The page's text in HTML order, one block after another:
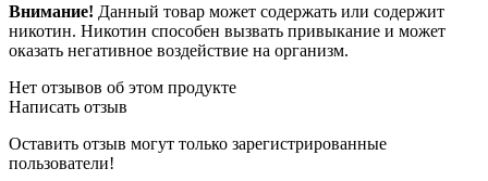
Внимание! Данный товар может содержать или содержит
никотин. Никотин способен вызвать привыкание и может
оказать негативное воздействие на организм.
Нет отзывов об этом продукте
Написать отзыв
Оставить отзыв могут только зарегистрированные
пользователи!